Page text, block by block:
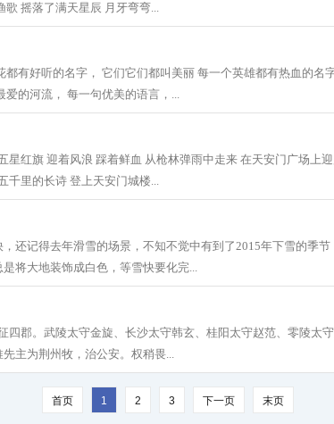
歌 摇落了满天星辰 月牙弯弯...
都有好听的名字， 它们它们都叫美丽 每一个英雄都有热血的名
的河流， 每一句优美的语言，...
星红旗 迎着风浪 踩着鲜血 从枪林弹雨中走来 在天安门广场上
千里的长诗 登上天安门城楼...
还记得去年滑雪的场景，不知不觉中有到了2015年下雪的季
将大地装饰成白色，等雪快要化完...
四郡。武陵太守金旋、长沙太守韩玄、桂阳太守赵范、零陵太
主为荆州牧，治公安。权稍畏...
首页 1 2 3 下一页 末页